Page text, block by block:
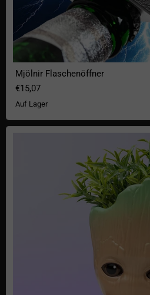
Mjölnir Flaschenöffner
€15,07
Auf Lager
Guardians of the Galaxy Groot